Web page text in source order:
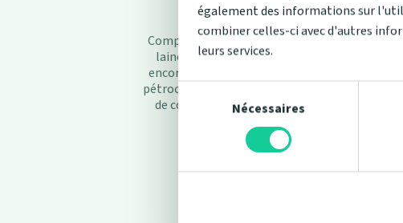
également des informations sur
combiner celles-ci avec d'autres
leurs services.
Sélection
du
Nécessaires
Composés de matériaux 100% naturels
laine vierge, le chanvre, notre latex naturel, ou
encore de l'huile de soja en lieu et place
pétrochimiques, nos matelas offrent un large
de conforts tout en restant sains pour toute la